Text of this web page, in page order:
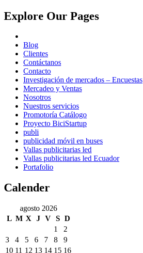
Explore Our Pages
Blog
Clientes
Contáctanos
Contacto
Investigación de mercados – Encuestas
Mercadeo y Ventas
Nosotros
Nuestros servicios
Promotoría Catálogo
Proyecto BiciStartup
publi
publicidad móvil en buses
Vallas publicitarias led
Vallas publicitarias led Ecuador
Portafolio
Calender
agosto 2026
L M X J V S D
1
2
3
4 5 6 7 8
9
10 11 12 13 14 15 16